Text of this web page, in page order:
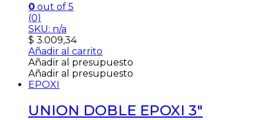
0 out of 5
(0)
SKU: n/a
$ 3.009,34
Añadir al carrito
Añadir al presupuesto
Añadir al presupuesto
EPOXI
UNION DOBLE EPOXI 3″